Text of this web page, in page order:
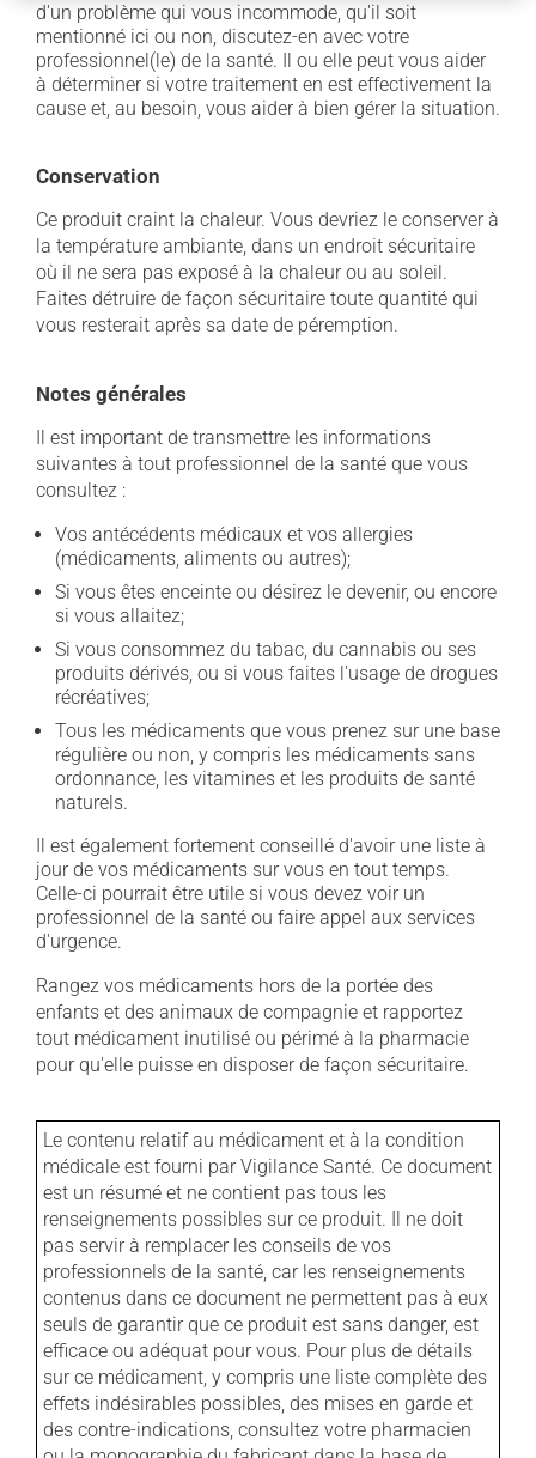
d'un problème qui vous incommode, qu'il soit
mentionné ici ou non, discutez-en avec votre
professionnel(le) de la santé. Il ou elle peut vous aider
à déterminer si votre traitement en est effectivement la
cause et, au besoin, vous aider à bien gérer la situation.
Conservation
Ce produit craint la chaleur. Vous devriez le conserver à
la température ambiante, dans un endroit sécuritaire
où il ne sera pas exposé à la chaleur ou au soleil.
Faites détruire de façon sécuritaire toute quantité qui
vous resterait après sa date de péremption.
Notes générales
Il est important de transmettre les informations
suivantes à tout professionnel de la santé que vous
consultez :
Vos antécédents médicaux et vos allergies
(médicaments, aliments ou autres);
Si vous êtes enceinte ou désirez le devenir, ou encore
si vous allaitez;
Si vous consommez du tabac, du cannabis ou ses
produits dérivés, ou si vous faites l'usage de drogues
récréatives;
Tous les médicaments que vous prenez sur une base
régulière ou non, y compris les médicaments sans
ordonnance, les vitamines et les produits de santé
naturels.
Il est également fortement conseillé d'avoir une liste à
jour de vos médicaments sur vous en tout temps.
Celle-ci pourrait être utile si vous devez voir un
professionnel de la santé ou faire appel aux services
d'urgence.
Rangez vos médicaments hors de la portée des
enfants et des animaux de compagnie et rapportez
tout médicament inutilisé ou périmé à la pharmacie
pour qu'elle puisse en disposer de façon sécuritaire.
Le contenu relatif au médicament et à la condition
médicale est fourni par Vigilance Santé. Ce document
est un résumé et ne contient pas tous les
renseignements possibles sur ce produit. Il ne doit
pas servir à remplacer les conseils de vos
professionnels de la santé, car les renseignements
contenus dans ce document ne permettent pas à eux
seuls de garantir que ce produit est sans danger, est
efficace ou adéquat pour vous. Pour plus de détails
sur ce médicament, y compris une liste complète des
effets indésirables possibles, des mises en garde et
des contre-indications, consultez votre pharmacien